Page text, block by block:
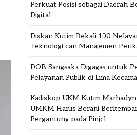
Perkuat Posisi sebagai Daerah
Digital
Diskan Kutim Bekali 100
Teknologi dan Manajemen
DOB Sangsaka Digagas untuk
Pelayanan Publik di Lima
Kadiskop UKM Kutim Marhadyn
UMKM Harus Berani
Bergantung pada Pinjol